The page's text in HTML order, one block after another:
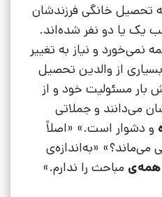
تحصیل خانگی فرزندشان
یک یا دو نفر شده‌اند.
نمی‌خورد و نیاز به تغییر
از والدین تحصیل
بار مسئولیت خود و از
می‌دانند و جملاتی
و دشوار است.» «اصلاً
می‌ماند؟» «به‌اندازه‌ی
همه‌ی مباحث را ندارم.»